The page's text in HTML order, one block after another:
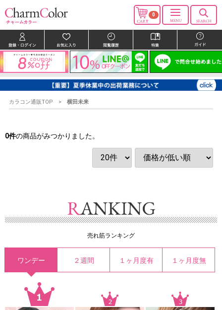
0
カラコン通販TOP 横田未来
0件の商品がみつかりました。
売れ筋ランキング
ワンデー ２週間 １ヶ月度有 １ヶ月度無